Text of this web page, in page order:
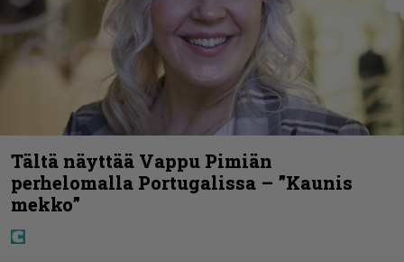
Tältä näyttää Vappu Pimiän
perhelomalla Portugalissa – ”Kaunis
mekko”